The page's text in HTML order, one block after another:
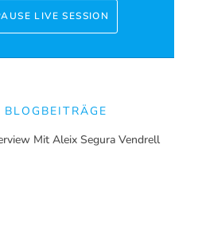
LIVE SESSION
Mit Aleix Segura Vendrell